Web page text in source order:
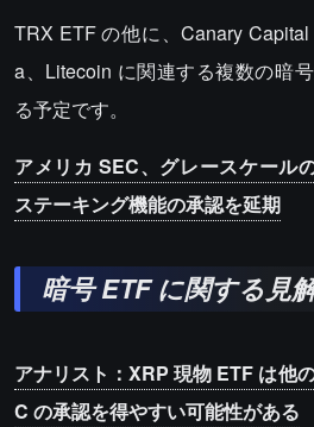
TRX ETF の他に、Canary
a、Litecoin に関連する複数の暗
る予定です。
アメリカ SEC、グレースケール
ステーキング機能の承認を延期
暗号 ETF に関する見
アナリスト：XRP 現物 ETF は他
C の承認を得やすい可能性がある